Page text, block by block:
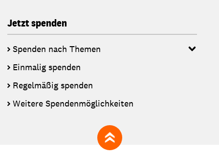
Jetzt spenden
Spenden nach Themen
Einmalig spenden
Regelmäßig spenden
Weitere Spendenmöglichkeiten
zum Seitenanfang